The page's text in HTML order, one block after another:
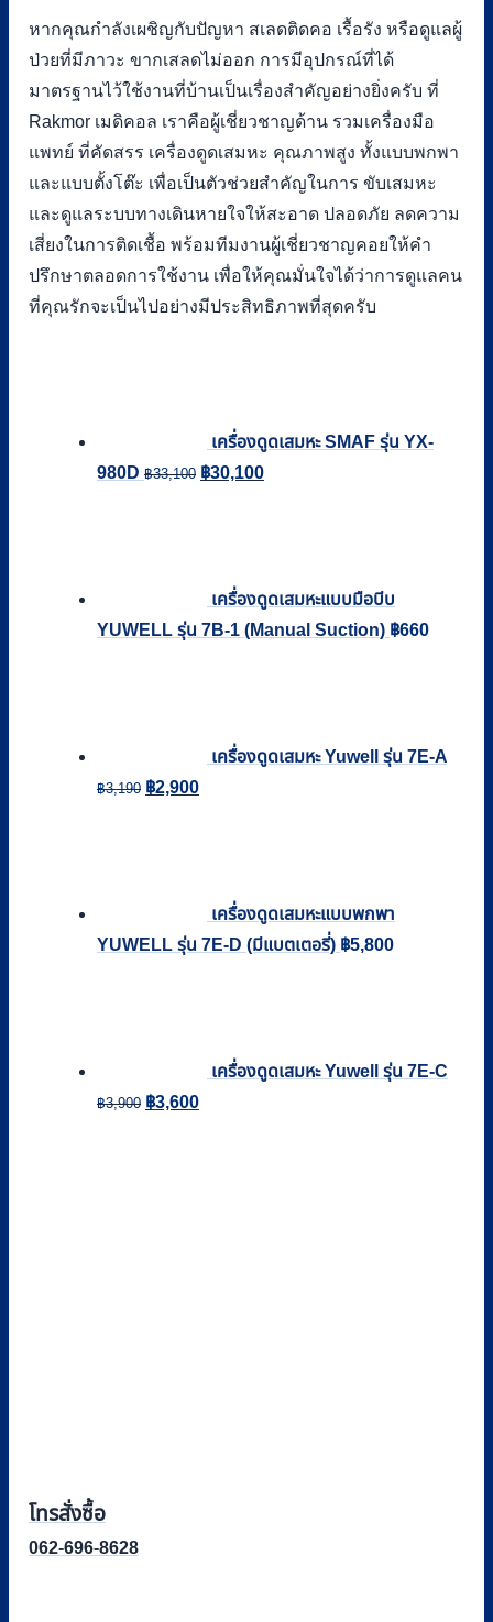
หากคุณกำลังเผชิญกับปัญหา สเลดติดคอ เรื้อรัง หรือดูแลผู้
ป่วยที่มีภาวะ ขากเสลดไม่ออก การมีอุปกรณ์ที่ได้
มาตรฐานไว้ใช้งานที่บ้านเป็นเรื่องสำคัญอย่างยิ่งครับ ที่
Rakmor เมดิคอล เราคือผู้เชี่ยวชาญด้าน รวมเครื่องมือ
แพทย์ ที่คัดสรร เครื่องดูดเสมหะ คุณภาพสูง ทั้งแบบพกพา
และแบบตั้งโต๊ะ เพื่อเป็นตัวช่วยสำคัญในการ ขับเสมหะ
และดูแลระบบทางเดินหายใจให้สะอาด ปลอดภัย ลดความ
เสี่ยงในการติดเชื้อ พร้อมทีมงานผู้เชี่ยวชาญคอยให้คำ
ปรึกษาตลอดการใช้งาน เพื่อให้คุณมั่นใจได้ว่าการดูแลคน
ที่คุณรักจะเป็นไปอย่างมีประสิทธิภาพที่สุดครับ
เครื่องดูดเสมหะ SMAF รุ่น YX-
980D ฿33,100 Original
฿30,100Current
เครื่องดูดเสมหะแบบมือบีบ
YUWELL รุ่น 7B-1 (Manual Suction) ฿660
เครื่องดูดเสมหะ Yuwell รุ่น 7E-A
฿3,190 Original
฿2,900Current
เครื่องดูดเสมหะแบบพกพา
YUWELL รุ่น 7E-D (มีแบตเตอรี่) ฿5,800
เครื่องดูดเสมหะ Yuwell รุ่น 7E-C
฿3,900 Original
฿3,600Current
โทรสั่งซื้อ
062-696-8628